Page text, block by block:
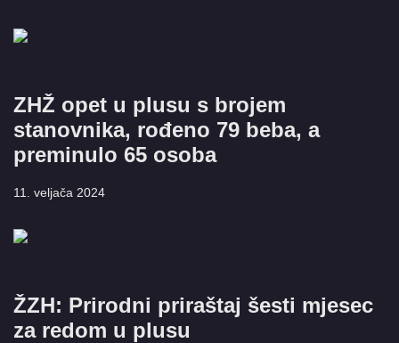
ZHŽ opet u plusu s brojem
stanovnika, rođeno 79 beba, a
preminulo 65 osoba
11. veljača 2024
ŽZH: Prirodni priraštaj šesti mjesec
za redom u plusu